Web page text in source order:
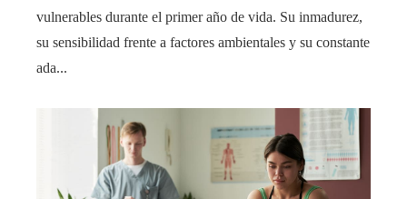
vulnerables durante el primer año de vida. Su inmadurez,
su sensibilidad frente a factores ambientales y su constante
ada...